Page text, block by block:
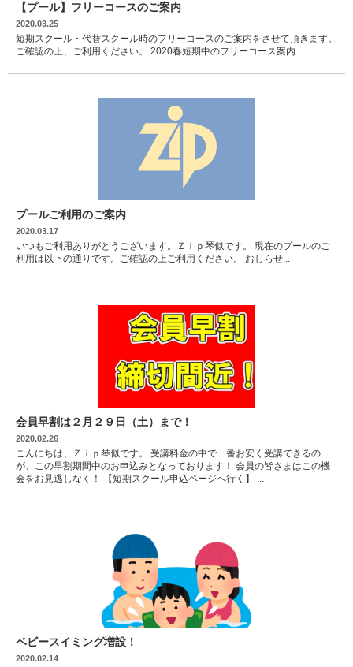
【プール】フリーコースのご案内
2020.03.25
短期スクール・代替スクール時のフリーコースのご案内をさせて頂きます。
ご確認の上、ご利用ください。 2020春短期中のフリーコース案内...
プールご利用のご案内
2020.03.17
いつもご利用ありがとうございます。Ｚｉｐ琴似です。 現在のプールのご
利用は以下の通りです。ご確認の上ご利用ください。 おしらせ...
会員早割は２月２９日（土）まで！
2020.02.26
こんにちは、Ｚｉｐ琴似です。 受講料金の中で一番お安く受講できるの
が、この早割期間中のお申込みとなっております！ 会員の皆さまはこの機
会をお見逃しなく！ 【短期スクール申込ページへ行く】 ...
ベビースイミング増設！
2020.02.14